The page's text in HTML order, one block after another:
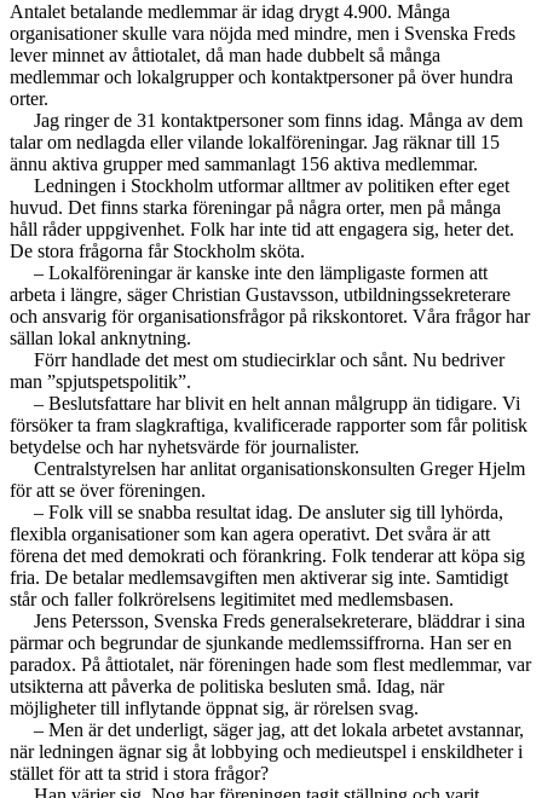
Antalet betalande medlemmar är idag drygt 4.900. Många
organisationer skulle vara nöjda med mindre, men i Svenska Freds
lever minnet av åttiotalet, då man hade dubbelt så många
medlemmar och lokalgrupper och kontaktpersoner på över hundra
orter.
Jag ringer de 31 kontaktpersoner som finns idag. Många av dem
talar om nedlagda eller vilande lokalföreningar. Jag räknar till 15
ännu aktiva grupper med sammanlagt 156 aktiva medlemmar.
Ledningen i Stockholm utformar alltmer av politiken efter eget
huvud. Det finns starka föreningar på några orter, men på många
håll råder uppgivenhet. Folk har inte tid att engagera sig, heter det.
De stora frågorna får Stockholm sköta.
– Lokalföreningar är kanske inte den lämpligaste formen att
arbeta i längre, säger Christian Gustavsson, utbildningssekreterare
och ansvarig för organisationsfrågor på rikskontoret. Våra frågor har
sällan lokal anknytning.
Förr handlade det mest om studiecirklar och sånt. Nu bedriver
man ”spjutspetspolitik”.
– Beslutsfattare har blivit en helt annan målgrupp än tidigare. Vi
försöker ta fram slagkraftiga, kvalificerade rapporter som får politisk
betydelse och har nyhetsvärde för journalister.
Centralstyrelsen har anlitat organisationskonsulten Greger Hjelm
för att se över föreningen.
– Folk vill se snabba resultat idag. De ansluter sig till lyhörda,
flexibla organisationer som kan agera operativt. Det svåra är att
förena det med demokrati och förankring. Folk tenderar att köpa sig
fria. De betalar medlemsavgiften men aktiverar sig inte. Samtidigt
står och faller folkrörelsens legitimitet med medlemsbasen.
Jens Petersson, Svenska Freds generalsekreterare, bläddrar i sina
pärmar och begrundar de sjunkande medlemssiffrorna. Han ser en
paradox. På åttiotalet, när föreningen hade som flest medlemmar, var
utsikterna att påverka de politiska besluten små. Idag, när
möjligheter till inflytande öppnat sig, är rörelsen svag.
– Men är det underligt, säger jag, att det lokala arbetet avstannar,
när ledningen ägnar sig åt lobbying och medieutspel i enskildheter i
stället för att ta strid i stora frågor?